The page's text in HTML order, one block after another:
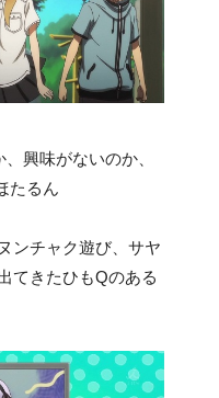
興味がないのか、
たるん
ンチャク遊び、サヤ
てきたひもQのある